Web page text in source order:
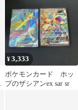
¥3,333
ポケモンカード ホッ
プのザシアンex sar sr